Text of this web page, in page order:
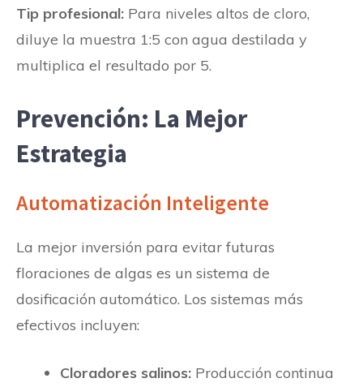
Tip profesional: Para niveles altos de cloro,
diluye la muestra 1:5 con agua destilada y
multiplica el resultado por 5.
Prevención: La Mejor
Estrategia
Automatización Inteligente
La mejor inversión para evitar futuras
floraciones de algas es un sistema de
dosificación automático. Los sistemas más
efectivos incluyen:
Cloradores salinos: Producción continua